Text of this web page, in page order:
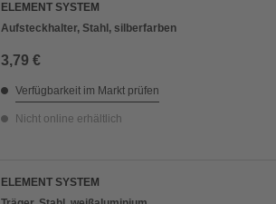
ELEMENT SYSTEM
Aufsteckhalter, Stahl, silberfarben
3,79 €
Verfügbarkeit im Markt prüfen
Nicht online erhältlich
ELEMENT SYSTEM